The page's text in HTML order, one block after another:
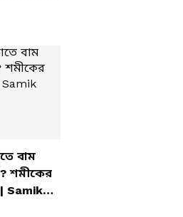
বাম
শমীকের
| Samik